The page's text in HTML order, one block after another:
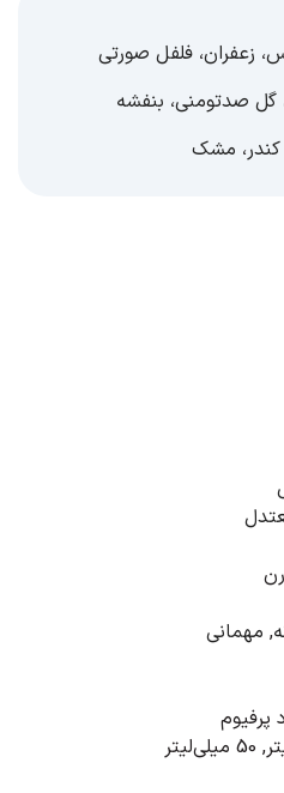
، زعفران، فلفل صورتی
گل صدتومنی، بنفشه
کندر، مشک
, مهمانی
پرفیوم